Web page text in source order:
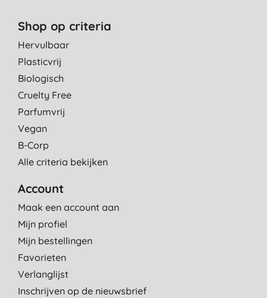
Shop op criteria
Hervulbaar
Plasticvrij
Biologisch
Cruelty Free
Parfumvrij
Vegan
B-Corp
Alle criteria bekijken
Account
Maak een account aan
Mijn profiel
Mijn bestellingen
Favorieten
Verlanglijst
Inschrijven op de nieuwsbrief